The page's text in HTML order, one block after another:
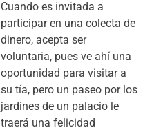
Cuando es invitada a
participar en una colecta de
dinero, acepta ser
voluntaria, pues ve ahí una
oportunidad para visitar a
su tía, pero un paseo por los
jardines de un palacio le
traerá una felicidad